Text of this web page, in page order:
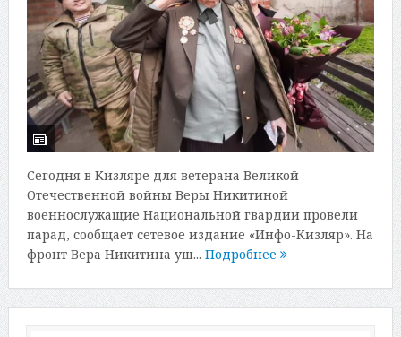
Сегодня в Кизляре для ветерана Великой
Отечественной войны Веры Никитиной
военнослужащие Национальной гвардии провели
парад, сообщает сетевое издание «Инфо-Кизляр». На
фронт Вера Никитина уш... Подробнее